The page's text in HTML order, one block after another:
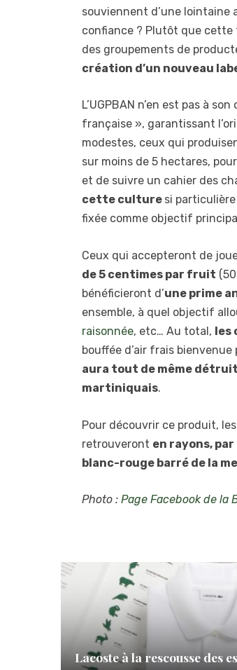
souviennent d’une lointaine
confiance ? Plutôt que cette
des groupements de
création d’un nouveau
L’UGPBAN n’en est pas à
française », garantissant
modestes, ceux qui
sur moins de 5 hectares, pour
et de suivre un cahier des
cette culture si
fixée comme objectif
Ceux qui accepteront de
de 5 centimes par fruit
bénéficieront d’une prime
ensemble, à quel objectif
raisonnée, etc… Au total, les
bouffée d’air frais
aura tout de même détruit
martiniquais.
Pour découvrir ce produit,
retrouveront en rayons,
blanc-rouge barré de la
Photo : Page Facebook de la
Lacoste à la rescousse des